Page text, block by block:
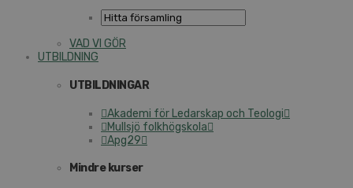
VAD VI GÖR
UTBILDNING
UTBILDNINGAR
Akademi för Ledarskap och Teologi
Mullsjö folkhögskola
Apg29
Mindre kurser